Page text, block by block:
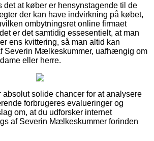
det at køber er hensynstagende til de
der kan have indvirkning på købet,
ombytningsret online firmaet
er det samtidig essesentielt, at man
ens kvittering, så man altid kan
Severin Mælkeskummer, uafhængig om
eller herre.
solide chancer for at analysere
forbrugeres evalueringer og
om, at du udforsker internet
af Severin Mælkeskummer forinden